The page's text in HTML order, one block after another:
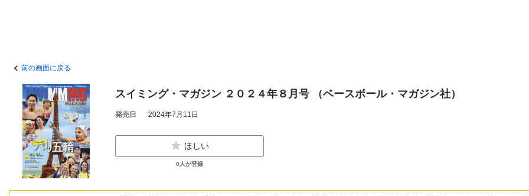
前の画面に戻る
スイミング・マガジン ２０２４年８月号 （ベースボール・マガジン社）
発売日 2024年7月11日
ほしい
0 人が登録